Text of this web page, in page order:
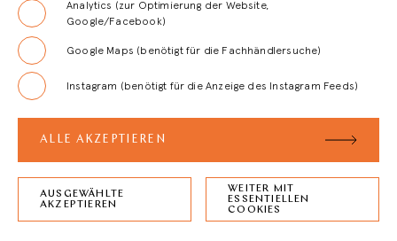
REGISTRIERUNG
FAQ
ZURÜCK ZUM SEITENANFANG
Analytics (zur Optimierung der Website,
Google/Facebook)
Google Maps (benötigt für die Fachhändlersuche)
Instagram (benötigt für die Anzeige des Instagram Feeds)
ALLE AKZEPTIEREN
AUSGEWÄHLTE
AKZEPTIEREN
WEITER MIT
ESSENTIELLEN
COOKIES